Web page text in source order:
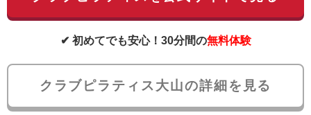
✔ 初めてでも安心！30分間の無料体験
クラブピラティス大山の詳細を見る